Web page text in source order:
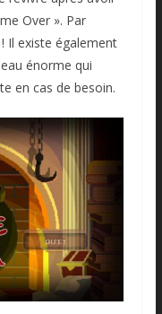
Over ». Par
Il existe également
énorme qui
en cas de besoin.